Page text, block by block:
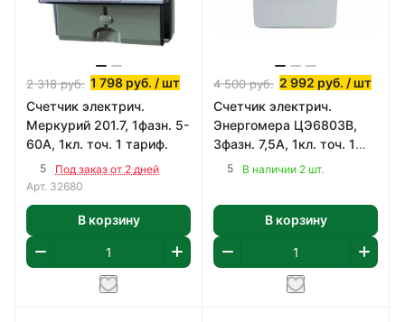
2 318руб. 1 798 руб. / шт
Счетчик электрич.
Меркурий 201.7, 1фазн. 5-
60А, 1кл. точ. 1 тариф.
5
Под заказ от 2 дней
Арт. 32680
В корзину
4 500руб. 2 992 руб. / шт
Счетчик электрич.
Энергомера ЦЭ6803В,
3фазн. 7,5А, 1кл. точ. 1
тариф., Щ ЭМОУ
5 В наличии 2 шт.
В корзину